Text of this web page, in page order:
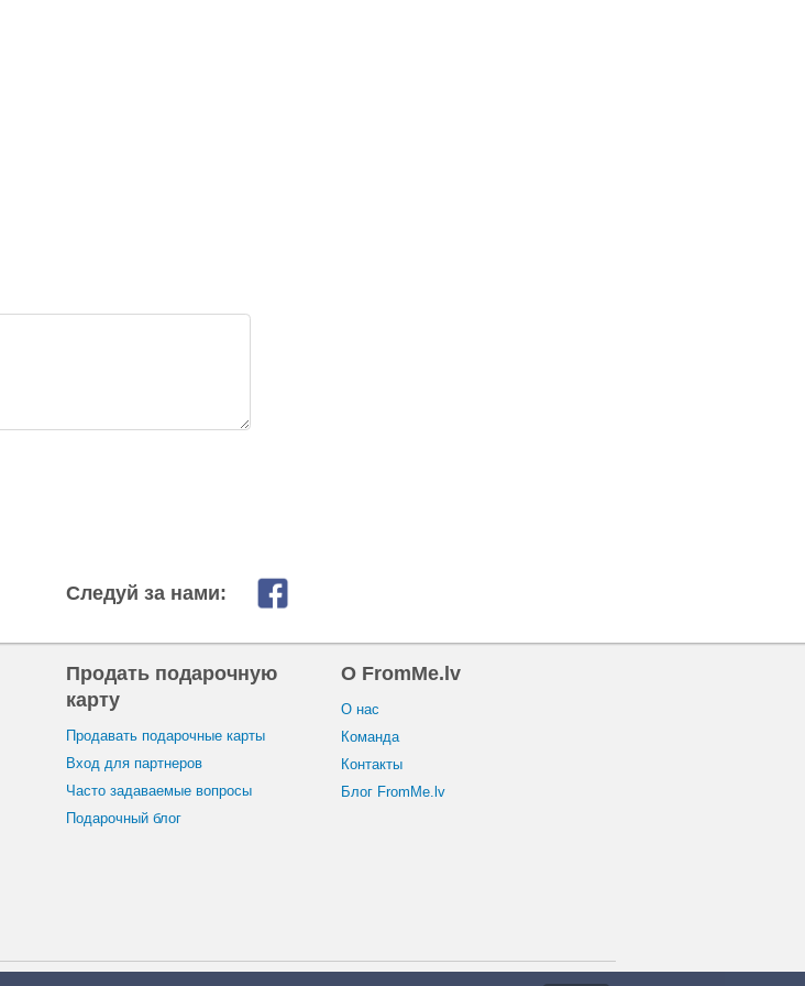
Следуй за нами:
Продать подарочную
карту
Продавать подарочные карты
Вход для партнеров
Часто задаваемые вопросы
Подарочный блог
O FromMe.lv
O нас
Команда
Контакты
Блог FromMe.lv